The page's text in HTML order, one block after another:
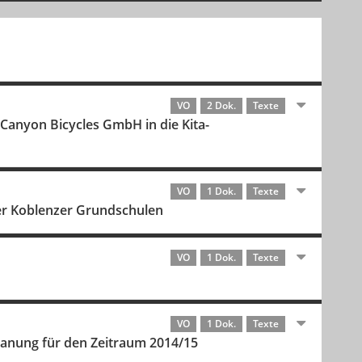
VO 2 Dok. Texte
Bicycles GmbH in die Kita-
VO 1 Dok. Texte
Koblenzer Grundschulen
VO 1 Dok. Texte
VO 1 Dok. Texte
für den Zeitraum 2014/15